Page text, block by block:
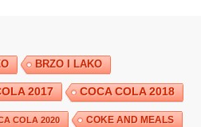
BRZO I LAKO
2017 COCA COLA 2018
COLA 2020 COKE AND MEALS